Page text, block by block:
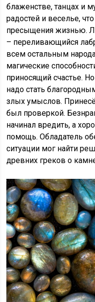
блаженстве, танцах и
радостей и веселье,
пресыщения жизнью.
– переливающийся
всем остальным
магические
приносящий счастье.
надо стать
злых умыслов.
был проверкой.
начинал вредить, а
помощь. Обладатель
ситуации мог найти
древних греков о